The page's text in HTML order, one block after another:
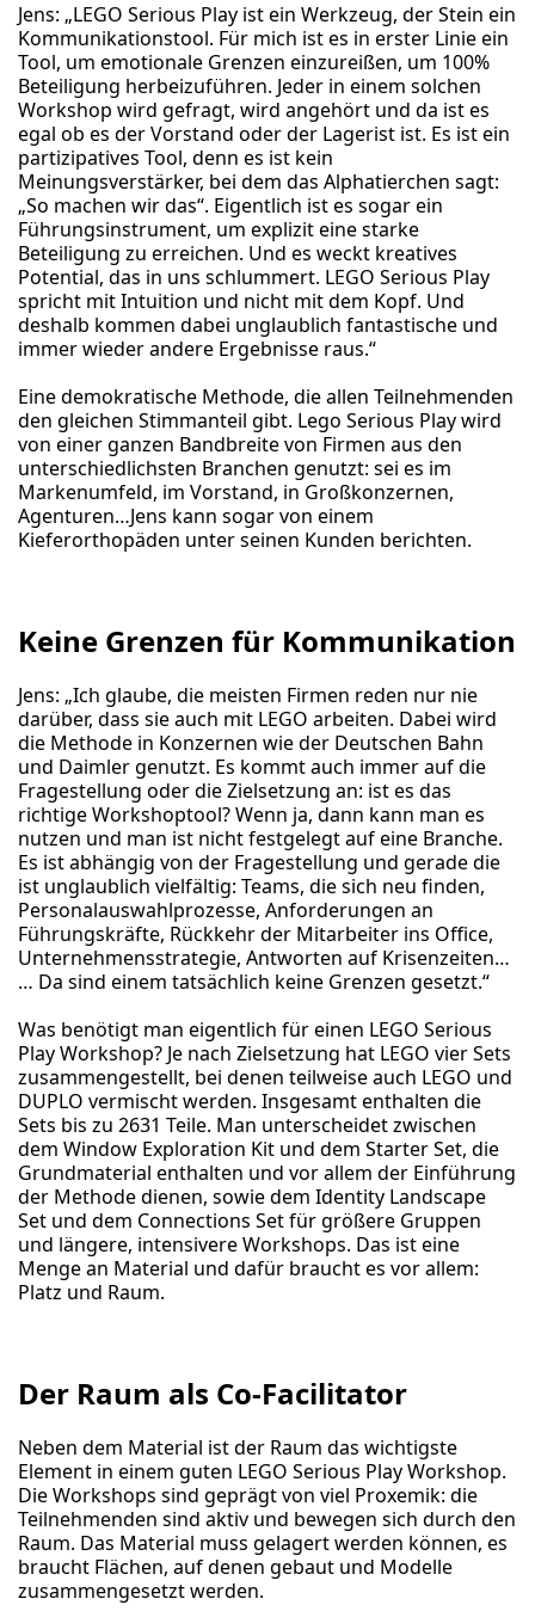
Jens: „LEGO Serious Play ist ein Werkzeug, der Stein ein
Kommunikationstool. Für mich ist es in erster Linie ein
Tool, um emotionale Grenzen einzureißen, um 100%
Beteiligung herbeizuführen. Jeder in einem solchen
Workshop wird gefragt, wird angehört und da ist es
egal ob es der Vorstand oder der Lagerist ist. Es ist ein
partizipatives Tool, denn es ist kein
Meinungsverstärker, bei dem das Alphatierchen sagt:
„So machen wir das“. Eigentlich ist es sogar ein
Führungsinstrument, um explizit eine starke
Beteiligung zu erreichen. Und es weckt kreatives
Potential, das in uns schlummert. LEGO Serious Play
spricht mit Intuition und nicht mit dem Kopf. Und
deshalb kommen dabei unglaublich fantastische und
immer wieder andere Ergebnisse raus.“
Eine demokratische Methode, die allen Teilnehmenden
den gleichen Stimmanteil gibt. Lego Serious Play wird
von einer ganzen Bandbreite von Firmen aus den
unterschiedlichsten Branchen genutzt: sei es im
Markenumfeld, im Vorstand, in Großkonzernen,
Agenturen…Jens kann sogar von einem
Kieferorthopäden unter seinen Kunden berichten.
Keine Grenzen für Kommunikation
Jens: „Ich glaube, die meisten Firmen reden nur nie
darüber, dass sie auch mit LEGO arbeiten. Dabei wird
die Methode in Konzernen wie der Deutschen Bahn
und Daimler genutzt. Es kommt auch immer auf die
Fragestellung oder die Zielsetzung an: ist es das
richtige Workshoptool? Wenn ja, dann kann man es
nutzen und man ist nicht festgelegt auf eine Branche.
Es ist abhängig von der Fragestellung und gerade die
ist unglaublich vielfältig: Teams, die sich neu finden,
Personalauswahlprozesse, Anforderungen an
Führungskräfte, Rückkehr der Mitarbeiter ins Office,
Unternehmensstrategie, Antworten auf Krisenzeiten…
… Da sind einem tatsächlich keine Grenzen gesetzt.“
Was benötigt man eigentlich für einen LEGO Serious
Play Workshop? Je nach Zielsetzung hat LEGO vier Sets
zusammengestellt, bei denen teilweise auch LEGO und
DUPLO vermischt werden. Insgesamt enthalten die
Sets bis zu 2631 Teile. Man unterscheidet zwischen
dem Window Exploration Kit und dem Starter Set, die
Grundmaterial enthalten und vor allem der Einführung
der Methode dienen, sowie dem Identity Landscape
Set und dem Connections Set für größere Gruppen
und längere, intensivere Workshops. Das ist eine
Menge an Material und dafür braucht es vor allem:
Platz und Raum.
Der Raum als Co-Facilitator
Neben dem Material ist der Raum das wichtigste
Element in einem guten LEGO Serious Play Workshop.
Die Workshops sind geprägt von viel Proxemik: die
Teilnehmenden sind aktiv und bewegen sich durch den
Raum. Das Material muss gelagert werden können, es
braucht Flächen, auf denen gebaut und Modelle
zusammengesetzt werden.